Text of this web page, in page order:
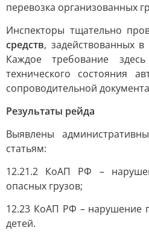
перевозка организованных
Инспекторы тщательно
средств, задействованных в
Каждое требование
технического состояния
сопроводительной
Результаты рейда
Выявлены
статьям:
12.21.2 КоАП РФ –
опасных грузов;
12.23 КоАП РФ – нарушение
детей.